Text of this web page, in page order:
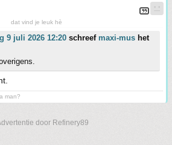
dat vind je leuk hè
9 juli 2026 12:20 schreef maxi-mus het
man?
door Refinery89